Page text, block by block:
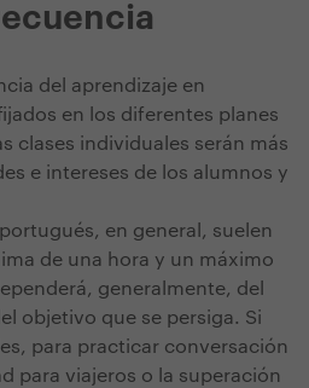
del aprendizaje en
en los diferentes planes
clases individuales serán más
e intereses de los alumnos y
en general, suelen
de una hora y un máximo
generalmente, del
objetivo que se persiga. Si
para practicar conversación
para viajeros o la superación